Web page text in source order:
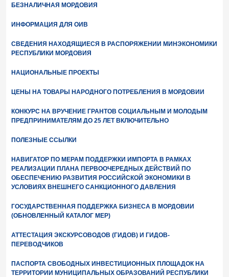
БЕЗНАЛИЧНАЯ МОРДОВИЯ
ИНФОРМАЦИЯ ДЛЯ ОИВ
СВЕДЕНИЯ НАХОДЯЩИЕСЯ В РАСПОРЯЖЕНИИ МИНЭКОНОМИКИ
РЕСПУБЛИКИ МОРДОВИЯ
НАЦИОНАЛЬНЫЕ ПРОЕКТЫ
ЦЕНЫ НА ТОВАРЫ НАРОДНОГО ПОТРЕБЛЕНИЯ В МОРДОВИИ
КОНКУРС НА ВРУЧЕНИЕ ГРАНТОВ СОЦИАЛЬНЫМ И МОЛОДЫМ
ПРЕДПРИНИМАТЕЛЯМ ДО 25 ЛЕТ ВКЛЮЧИТЕЛЬНО
ПОЛЕЗНЫЕ ССЫЛКИ
НАВИГАТОР ПО МЕРАМ ПОДДЕРЖКИ ИМПОРТА В РАМКАХ
РЕАЛИЗАЦИИ ПЛАНА ПЕРВООЧЕРЕДНЫХ ДЕЙСТВИЙ ПО
ОБЕСПЕЧЕНИЮ РАЗВИТИЯ РОССИЙСКОЙ ЭКОНОМИКИ В
УСЛОВИЯХ ВНЕШНЕГО САНКЦИОННОГО ДАВЛЕНИЯ
ГОСУДАРСТВЕННАЯ ПОДДЕРЖКА БИЗНЕСА В МОРДОВИИ
(ОБНОВЛЕННЫЙ КАТАЛОГ МЕР)
АТТЕСТАЦИЯ ЭКСКУРСОВОДОВ (ГИДОВ) И ГИДОВ-
ПЕРЕВОДЧИКОВ
ПАСПОРТА СВОБОДНЫХ ИНВЕСТИЦИОННЫХ ПЛОЩАДОК НА
ТЕРРИТОРИИ МУНИЦИПАЛЬНЫХ ОБРАЗОВАНИЙ РЕСПУБЛИКИ